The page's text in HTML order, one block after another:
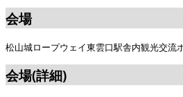
会場
松山城ロープウェイ東雲口駅舎内観光交流
会場(詳細)